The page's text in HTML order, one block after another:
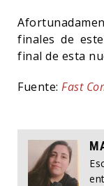
finales de
final de esta
Fuente: Fast